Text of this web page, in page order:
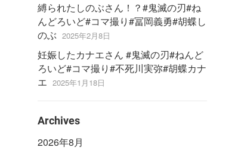
縛られたしのぶさん！？#鬼滅の刃#ね
んどろいど#コマ撮り#冨岡義勇#胡蝶し
のぶ 2025年2月8日
妊娠したカナエさん #鬼滅の刃#ねんど
ろいど#コマ撮り#不死川実弥#胡蝶カナ
エ 2025年1月18日
Archives
2026年8月